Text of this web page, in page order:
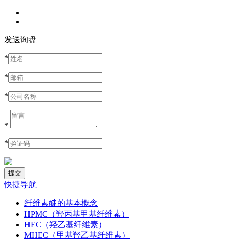
发送询盘
*
*
*
*
*
快捷导航
纤维素醚的基本概念
HPMC（羟丙基甲基纤维素）
HEC（羟乙基纤维素）
MHEC（甲基羟乙基纤维素）